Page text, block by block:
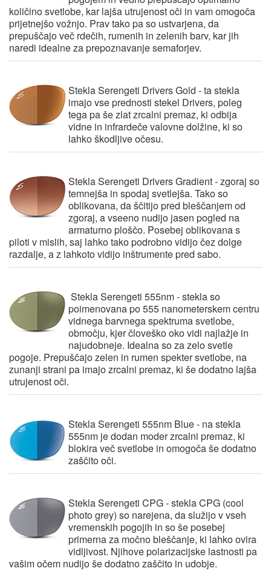
količino svetlobe, kar lajša utrujenost oči in vam omogoča
prijetnejšo vožnjo. Prav tako pa so ustvarjena, da
prepuščajo več rdečih, rumenih in zelenih barv, kar jih
naredi idealne za prepoznavanje semaforjev.
Stekla Serengeti Drivers Gold - ta stekla
imajo vse prednosti stekel Drivers, poleg
tega pa še zlat zrcalni premaz, ki odbija
vidne in infrardeče valovne dolžine, ki so
lahko škodljive očesu.
Stekla Serengeti Drivers Gradient- zgoraj so
temnejša in spodaj svetlejša. Tako so
oblikovana, da ščitijo pred bleščanjem od
zgoraj, a vseeno nudijo jasen pogled na
armaturno ploščo. Posebej oblikovana s
piloti v mislih, saj lahko tako podrobno vidijo čez dolge
razdalje, a z lahkoto vidijo inštrumente pred sabo.
Stekla Serengeti 555nm- stekla so
poimenovana po 555 nanometerskem centru
vidnega barvnega spektruma svetlobe,
območju, kjer človeško oko vidi najlažje in
najudobneje. Idealna so za zelo svetle
pogoje. Prepuščajo zelen in rumen spekter svetlobe, na
zunanji strani pa imajo zrcalni premaz, ki še dodatno lajša
utrujenost oči.
Stekla Serengeti 555nm Blue- na stekla
555nm je dodan moder zrcalni premaz, ki
blokira več svetlobe in omogoča še dodatno
zaščito oči.
Stekla Serengeti CPG- stekla CPG (cool
photo grey) so narejena, da služijo v vseh
vremenskih pogojih in so še posebej
primerna za močno bleščanje, ki lahko ovira
vidljivost. Njihove polarizacijske lastnosti pa
vašim očem nudijo še dodatno zaščito in udobje.